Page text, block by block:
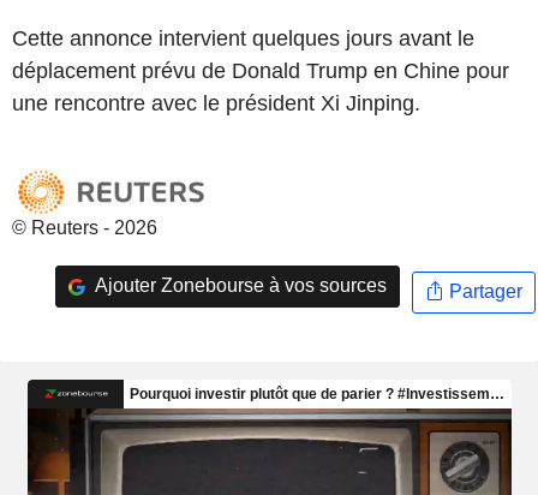
Cette annonce intervient quelques jours avant le
déplacement prévu de Donald Trump en Chine pour
une rencontre avec le président Xi Jinping.
© Reuters - 2026
Ajouter Zonebourse à vos sources Partager